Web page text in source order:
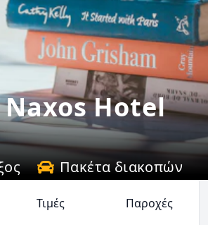
Hotel
Πακέτα διακοπών
Τιμές Παροχές